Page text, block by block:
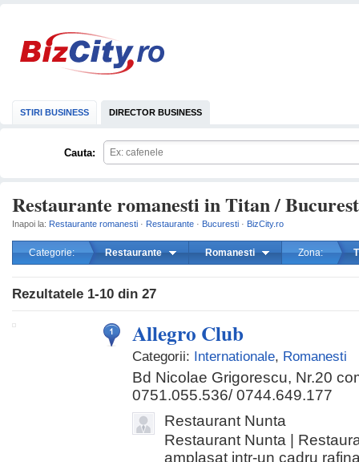
STIRI BUSINESS DIRECTOR BUSINESS
Cauta:
Restaurante romanesti in Titan /
Inapoi la: Restaurante romanesti · Restaurante · Bucuresti · BizCity.ro
Categorie: Restaurante Romanesti Zona:
Rezultatele 1-10 din 27
Allegro Club
Categorii: Internationale, Romanesti
Bd Nicolae Grigorescu, Nr.20
0751.055.536/ 0744.649.177
Restaurant Nunta
Restaurant Nunta |
amplasat intr-un cadru